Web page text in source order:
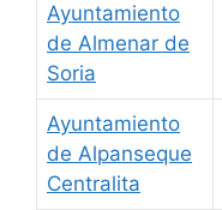
Ayuntamiento
de Almenar de
Soria
Ayuntamiento
de Alpanseque
Centralita